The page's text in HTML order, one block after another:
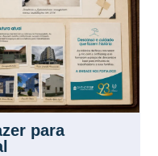
para